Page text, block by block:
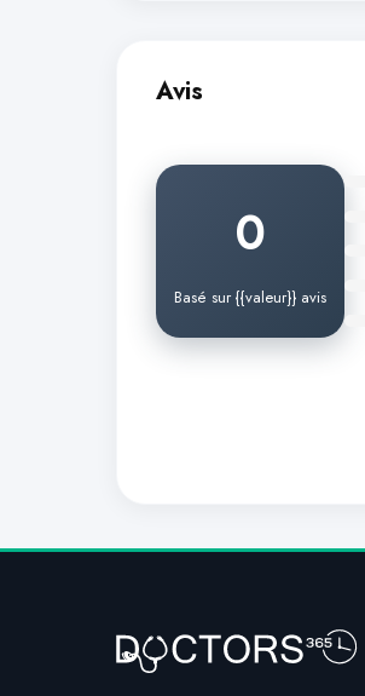
Avis
0
Basé sur {{valeur}} avis